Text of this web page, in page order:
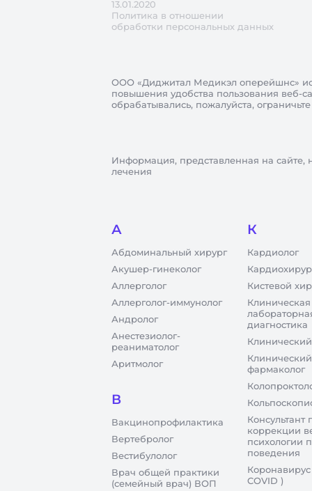
13.01.2020
Политика в отношении
обработки персональных данных
ООО «Диджитал Медикэл оперейшнс»
повышения удобства пользования веб-
обрабатывались, пожалуйста,
Информация, представленная на сайте,
лечения
А
Абдоминальный хирург
Акушер-гинеколог
Аллерголог
Аллерголог-иммунолог
Андролог
Анестезиолог-
реаниматолог
Аритмолог
В
Вакцинопрофилактика
Вертебролог
Вестибулолог
Врач общей практики
(семейный врач) ВОП
К
Кардиолог
Кистевой
Клиническая
диагностика
Клинический
фармаколог
Консультант
коррекции
психологии
поведения
COVID )